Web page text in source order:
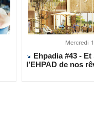
Mercredi
Ehpadia #43 -
l’EHPAD de nos